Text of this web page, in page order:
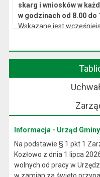
skarg i wniosków w
w godzinach od 8.00 do
Wskazane jest
Informacja - Urząd
Na podstawie § 1 pkt 1
Kozłowo z dnia 1 lipca
wolnych od pracy w
w zamian za święto